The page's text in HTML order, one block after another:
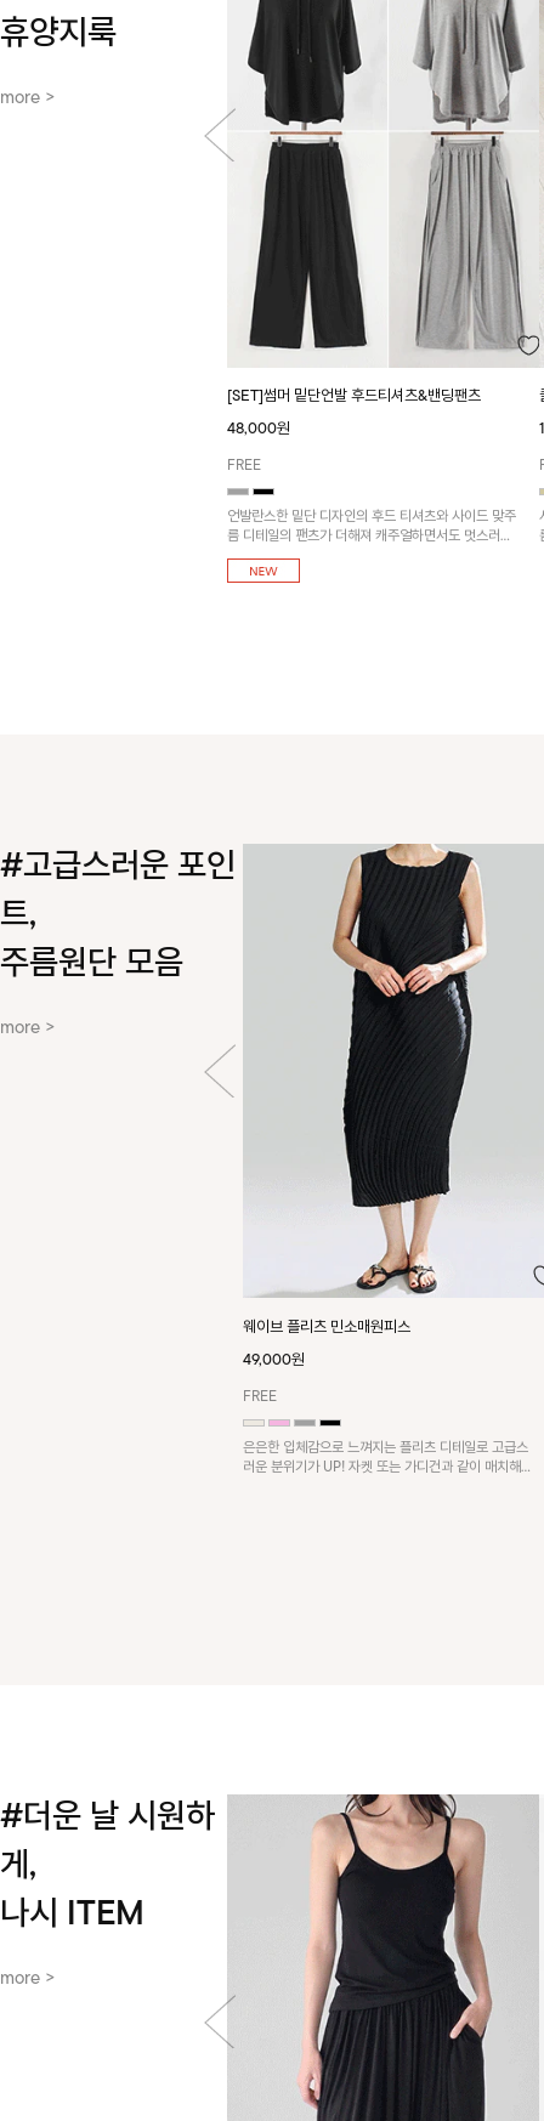
휴양지룩
more >
[SET]썸머 밑단언발 후드티셔츠&밴딩팬츠
48,000원
FREE
언발란스한 밑단 디자인의 후드 티셔츠와 사이드 맞주
름 디테일의 팬츠가 더해져 캐주얼하면서도 멋스러운
실루엣을 연출해 주는 아이템!
#고급스러운 포인
트,
주름원단 모음
more >
웨이브 플리츠 민소매원피스
49,000원
FREE
은은한 입체감으로 느껴지는 플리츠 디테일로 고급스
러운 분위기가 UP! 자켓 또는 가디건과 같이 매치해
#더운 날 시원하
게,
나시 ITEM
more >